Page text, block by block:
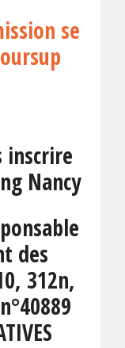
se
inscrire
Nancy
des
312n,